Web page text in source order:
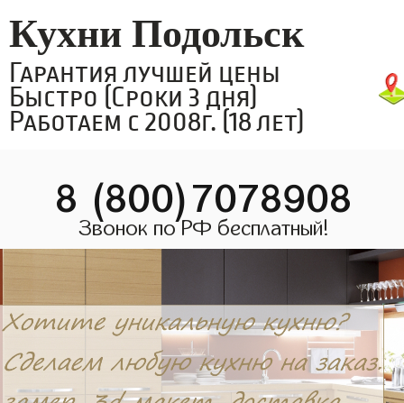
Кухни Подольск
Гарантия лучшей цены
Быстро (Сроки 3 дня)
Работаем с 2008г. (18 лет)
8 (800)7078908
Звонок по РФ бесплатный!